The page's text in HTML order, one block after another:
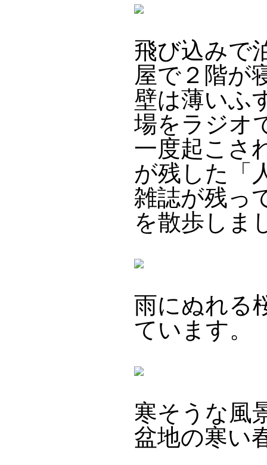
飛び込みで
屋で２階が
壁は薄いふ
場をラジオ
一度起こさ
が残した「
雑誌が残っ
を散歩しま
雨にぬれる
ています。
寒そうな風
盆地の寒い